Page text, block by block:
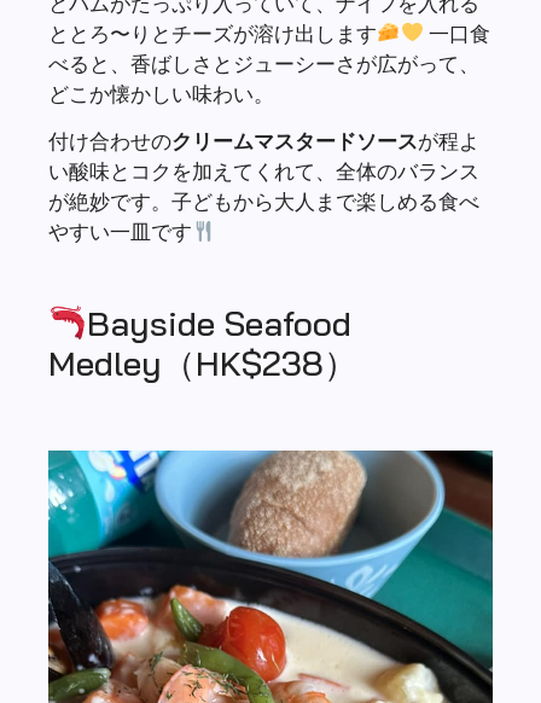
ととろ〜りとチーズが溶け出します
一口食
べると、香ばしさとジューシーさが広がって、
どこか懐かしい味わい。
付け合わせのクリームマスタードソースが程よ
い酸味とコクを加えてくれて、全体のバランス
が絶妙です。子どもから大人まで楽しめる食べ
やすい一皿です
Bayside Seafood
Medley（HK$238）